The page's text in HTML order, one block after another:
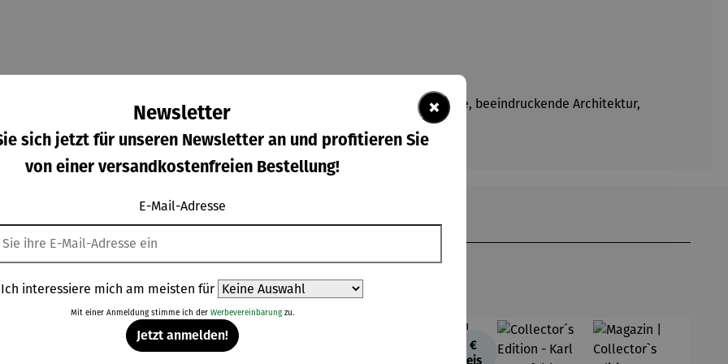
alles rund um das Wahrzeichen der Hansestadt: die Entstehungsgeschichte, beeindruckende Architektur,
Muss für alle, die Hamburgs neues Wahrzeichen entdecken wollen.
Derzeit vergriffen
8,00 €
TreuePreis
×
Newsletter
sich jetzt für unseren Newsletter an und profitieren Sie
von einer versandkostenfreien Bestellung!
E-Mail-Adresse
Ich interessiere mich am meisten für
Mit einer Anmeldung stimme ich der Werbevereinbarungzu.
Jetzt anmelden!